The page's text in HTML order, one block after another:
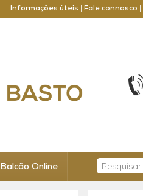
Informações úteis Fale connosco
Balcão Online